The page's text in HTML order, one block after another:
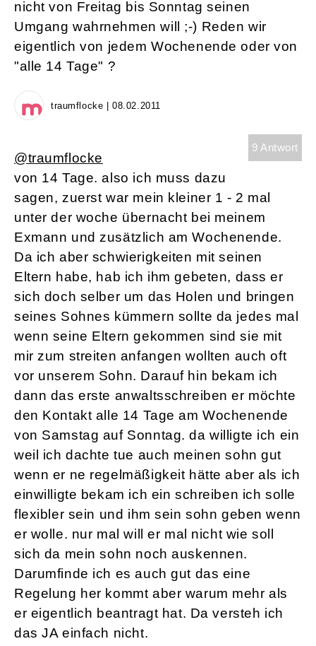
nicht von Freitag bis Sonntag seinen
Umgang wahrnehmen will ;-) Reden wir
eigentlich von jedem Wochenende oder von
"alle 14 Tage" ?
traumflocke | 08.02.2011
9 Antwort
@traumflocke
von 14 Tage. also ich muss dazu
sagen, zuerst war mein kleiner 1 - 2 mal
unter der woche übernacht bei meinem
Exmann und zusätzlich am Wochenende.
Da ich aber schwierigkeiten mit seinen
Eltern habe, hab ich ihm gebeten, dass er
sich doch selber um das Holen und bringen
seines Sohnes kümmern sollte da jedes mal
wenn seine Eltern gekommen sind sie mit
mir zum streiten anfangen wollten auch oft
vor unserem Sohn. Darauf hin bekam ich
dann das erste anwaltsschreiben er möchte
den Kontakt alle 14 Tage am Wochenende
von Samstag auf Sonntag. da willigte ich ein
weil ich dachte tue auch meinen sohn gut
wenn er ne regelmäßigkeit hätte aber als ich
einwilligte bekam ich ein schreiben ich solle
flexibler sein und ihm sein sohn geben wenn
er wolle. nur mal will er mal nicht wie soll
sich da mein sohn noch auskennen.
Darumfinde ich es auch gut das eine
Regelung her kommt aber warum mehr als
er eigentlich beantragt hat. Da versteh ich
das JA einfach nicht.